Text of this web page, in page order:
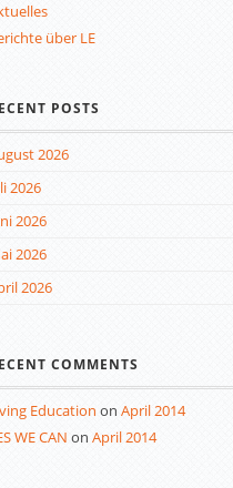
über LE
POSTS
2026
2026
2026
2026
2026
COMMENTS
Education on April 2014
WE CAN on April 2014